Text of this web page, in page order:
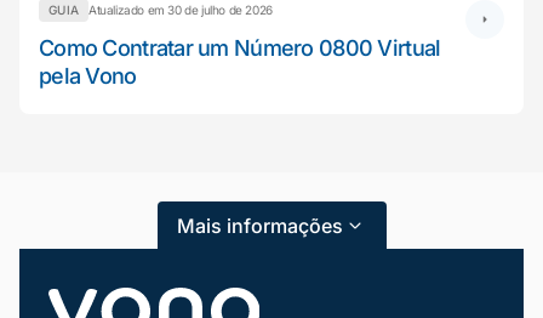
GUIA Atualizado em 30 de julho de 2026
Como Contratar um Número 0800 Virtual
pela Vono
Mais informações
Mariana da Vono
online agora